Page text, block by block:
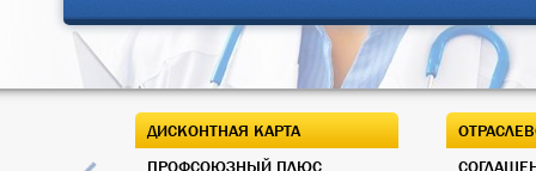
ДИСКОНТНАЯ КАРТА
ПРОФСОЮЗНЫЙ ПЛЮС